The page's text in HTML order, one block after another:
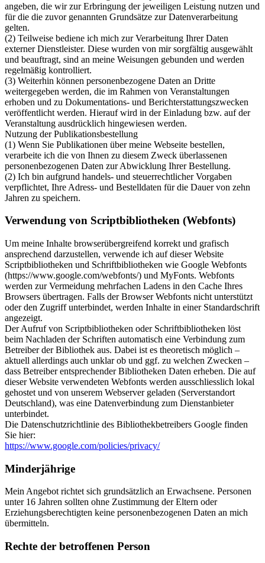
angeben, die wir zur Erbringung der jeweiligen Leistung nutzen und
für die die zuvor genannten Grundsätze zur Datenverarbeitung
gelten.
(2) Teilweise bediene ich mich zur Verarbeitung Ihrer Daten
externer Dienstleister. Diese wurden von mir sorgfältig ausgewählt
und beauftragt, sind an meine Weisungen gebunden und werden
regelmäßig kontrolliert.
(3) Weiterhin können personenbezogene Daten an Dritte
weitergegeben werden, die im Rahmen von Veranstaltungen
erhoben und zu Dokumentations- und Berichterstattungszwecken
veröffentlicht werden. Hierauf wird in der Einladung bzw. auf der
Veranstaltung ausdrücklich hingewiesen werden.
Nutzung der Publikationsbestellung
(1) Wenn Sie Publikationen über meine Webseite bestellen,
verarbeite ich die von Ihnen zu diesem Zweck überlassenen
personenbezogenen Daten zur Abwicklung Ihrer Bestellung.
(2) Ich bin aufgrund handels- und steuerrechtlicher Vorgaben
verpflichtet, Ihre Adress- und Bestelldaten für die Dauer von zehn
Jahren zu speichern.
Verwendung von Scriptbibliotheken (Webfonts)
Um meine Inhalte browserübergreifend korrekt und grafisch
ansprechend darzustellen, verwende ich auf dieser Website
Scriptbibliotheken und Schriftbibliotheken wie Google Webfonts
(https://www.google.com/webfonts/) und MyFonts. Webfonts
werden zur Vermeidung mehrfachen Ladens in den Cache Ihres
Browsers übertragen. Falls der Browser Webfonts nicht unterstützt
oder den Zugriff unterbindet, werden Inhalte in einer Standardschrift
angezeigt.
Der Aufruf von Scriptbibliotheken oder Schriftbibliotheken löst
beim Nachladen der Schriften automatisch eine Verbindung zum
Betreiber der Bibliothek aus. Dabei ist es theoretisch möglich –
aktuell allerdings auch unklar ob und ggf. zu welchen Zwecken –
dass Betreiber entsprechender Bibliotheken Daten erheben. Die auf
dieser Website verwendeten Webfonts werden ausschliesslich lokal
gehostet und von unserem Webserver geladen (Serverstandort
Deutschland), was eine Datenverbindung zum Dienstanbieter
unterbindet.
Die Datenschutzrichtlinie des Bibliothekbetreibers Google finden
Sie hier:
https://www.google.com/policies/privacy/
Minderjährige
Mein Angebot richtet sich grundsätzlich an Erwachsene. Personen
unter 16 Jahren sollten ohne Zustimmung der Eltern oder
Erziehungsberechtigten keine personenbezogenen Daten an mich
übermitteln.
Rechte der betroffenen Person